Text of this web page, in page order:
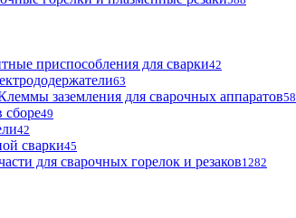
приспособления для сварки42
63
заземления для сварочных аппаратов58
сборе49
42
сварки45
для сварочных горелок и резаков1282